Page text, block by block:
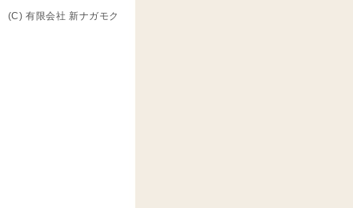
有限会社 新ナガモク